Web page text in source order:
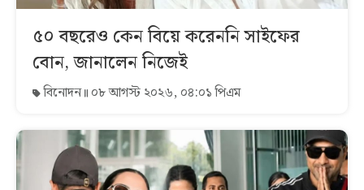
৫০ বছরেও কেন বিয়ে করেননি সাইফের
বোন, জানালেন নিজেই
বিনোদন ০৮ আগস্ট ২০২৬, ০৪:০১ পিএম